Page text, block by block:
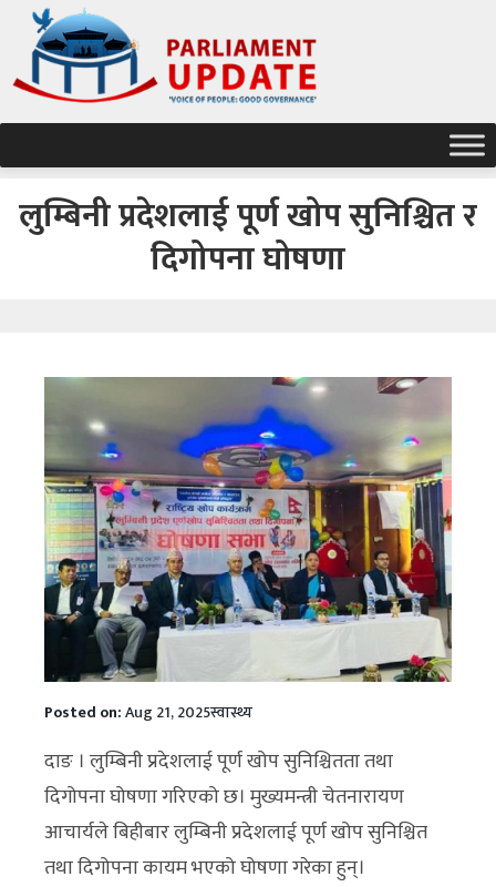
लुम्बिनी प्रदेशलाई पूर्ण खोप सुनिश्चित र
दिगोपना घोषणा
Posted on:Aug 21, 2025स्वास्थ्य
दाङ । लुम्बिनी प्रदेशलाई पूर्ण खोप सुनिश्चितता तथा
दिगोपना घोषणा गरिएको छ। मुख्यमन्त्री चेतनारायण
आचार्यले बिहीबार लुम्बिनी प्रदेशलाई पूर्ण खोप सुनिश्चित
तथा दिगोपना कायम भएको घोषणा गरेका हुन्।